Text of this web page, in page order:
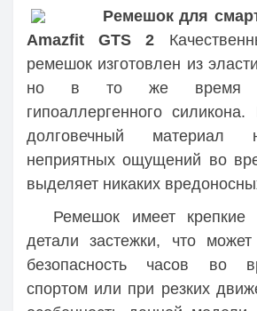
Ремешок для
Amazfit GTS 2
ремешок изготовлен из
но в то же время
гипоаллергенного
долговечный материал
неприятных ощущений во
выделяет никаких
Ремешок имеет крепкие
детали застежки, что может
безопасность часов во
спортом или при резких